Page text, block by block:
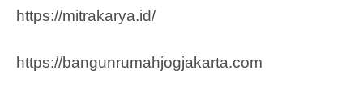
https://mitrakarya.id/
https://bangunrumahjogjakarta.com